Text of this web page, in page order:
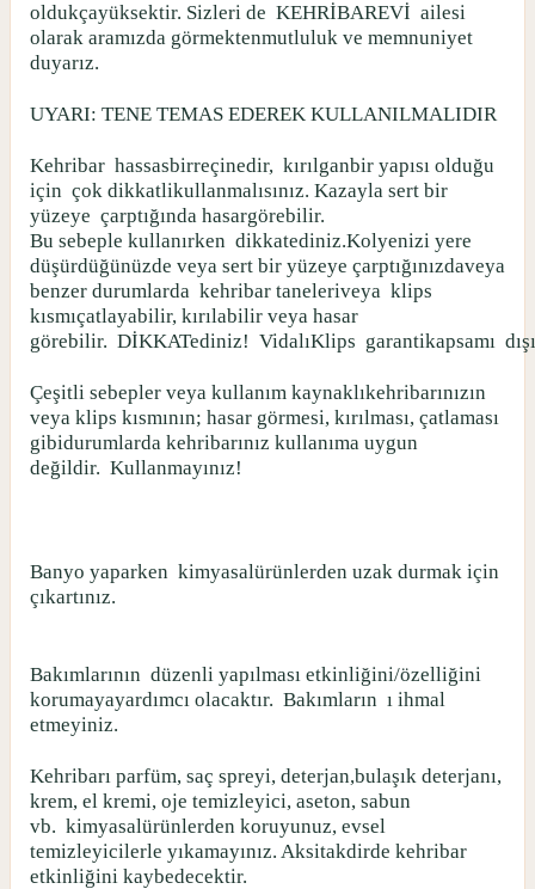
oldukçayüksektir. Sizleri de KEHRİBAREVİ ailesi
olarak aramızda görmektenmutluluk ve memnuniyet
duyarız.
UYARI: TENE TEMAS EDEREK KULLANILMALIDIR
Kehribar hassasbirreçinedir, kırılganbir yapısı olduğu
için çok dikkatlikullanmalısınız. Kazayla sert bir
yüzeye çarptığında hasargörebilir.
Bu sebeple kullanırken dikkatediniz.Kolyenizi yere
düşürdüğünüzde veya sert bir yüzeye çarptığınızdaveya
benzer durumlarda kehribar taneleriveya klips
kısmıçatlayabilir, kırılabilir veya hasar
görebilir. DİKKATediniz! VidalıKlips garantikapsamı
Çeşitli sebepler veya kullanım kaynaklıkehribarınızın
veya klips kısmının; hasar görmesi, kırılması, çatlaması
gibidurumlarda kehribarınız kullanıma uygun
değildir. Kullanmayınız!
Banyo yaparken kimyasalürünlerden uzak durmak için
çıkartınız.
Bakımlarının düzenli yapılması etkinliğini/özelliğini
korumayayardımcı olacaktır. Bakımların ı ihmal
etmeyiniz.
Kehribarı parfüm, saç spreyi, deterjan,bulaşık deterjanı,
krem, el kremi, oje temizleyici, aseton, sabun
vb. kimyasalürünlerden koruyunuz, evsel
temizleyicilerle yıkamayınız. Aksitakdirde kehribar
etkinliğini kaybedecektir.